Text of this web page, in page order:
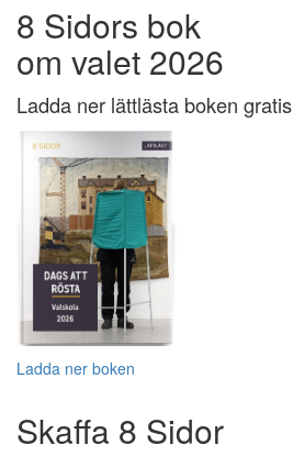
8 Sidors bok
om valet 2026
Ladda ner lättlästa boken gratis
Ladda ner boken
Skaffa 8 Sidor